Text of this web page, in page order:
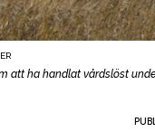
att ha handlat vårdslöst
VAPEN